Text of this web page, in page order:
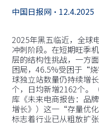
中国日报网 • 12.4.2025
2025年黑五临近，全球
冲刺阶段。在短期旺季
层的结构性挑战，一方
困局，46.5%受困于“
球独立站数量仍持续增
个，日均新增2162个。
库《未来电商报告：品
增长》）这一“存量优
标志着行业已从粗放扩